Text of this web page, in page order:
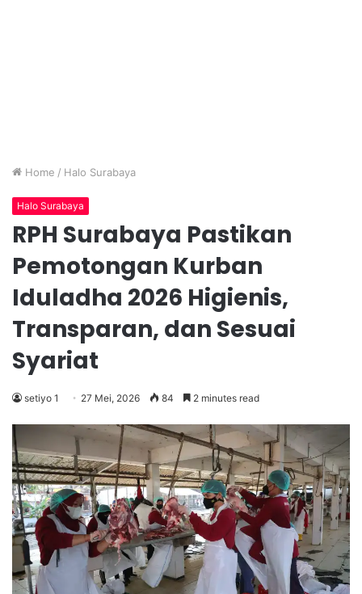
Home / Halo Surabaya
Halo Surabaya
RPH Surabaya Pastikan
Pemotongan Kurban
Iduladha 2026 Higienis,
Transparan, dan Sesuai
Syariat
setiyo 1 27 Mei, 2026 84 2 minutes read